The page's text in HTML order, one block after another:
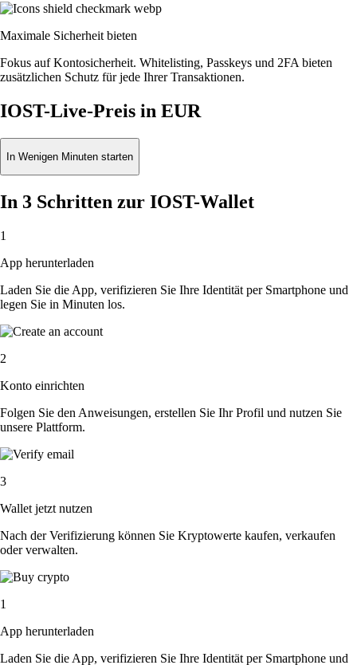
Maximale Sicherheit bieten
Fokus auf Kontosicherheit. Whitelisting, Passkeys und 2FA bieten
zusätzlichen Schutz für jede Ihrer Transaktionen.
IOST-Live-Preis in EUR
In Wenigen Minuten starten
In 3 Schritten zur IOST-Wallet
1
App herunterladen
Laden Sie die App, verifizieren Sie Ihre Identität per Smartphone und
legen Sie in Minuten los.
2
Konto einrichten
Folgen Sie den Anweisungen, erstellen Sie Ihr Profil und nutzen Sie
unsere Plattform.
3
Wallet jetzt nutzen
Nach der Verifizierung können Sie Kryptowerte kaufen, verkaufen
oder verwalten.
1
App herunterladen
Laden Sie die App, verifizieren Sie Ihre Identität per Smartphone und